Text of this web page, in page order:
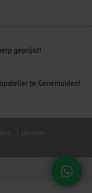
geprijsd!
te Genemuiden!
Betalen